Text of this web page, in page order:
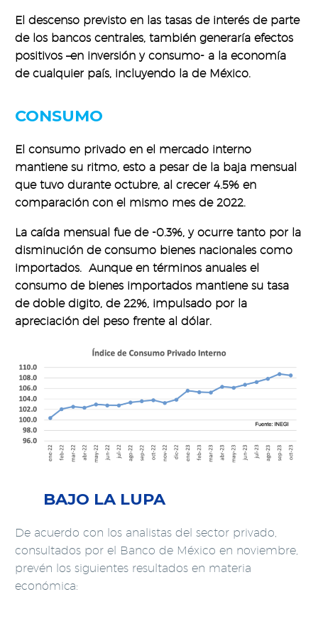
El descenso previsto en las tasas de interés de parte
de los bancos centrales, también generaría efectos
positivos –en inversión y consumo- a la economía
de cualquier país, incluyendo la de México.
CONSUMO
El consumo privado en el mercado interno
mantiene su ritmo, esto a pesar de la baja mensual
que tuvo durante octubre, al crecer 4.5% en
comparación con el mismo mes de 2022.
La caída mensual fue de -0.3%, y ocurre tanto por la
disminución de consumo bienes nacionales como
importados. Aunque en términos anuales el
consumo de bienes importados mantiene su tasa
de doble digito, de 22%, impulsado por la
apreciación del peso frente al dólar.
BAJO LA LUPA
De acuerdo con los analistas del sector privado,
consultados por el Banco de México en noviembre,
prevén los siguientes resultados en materia
económica: